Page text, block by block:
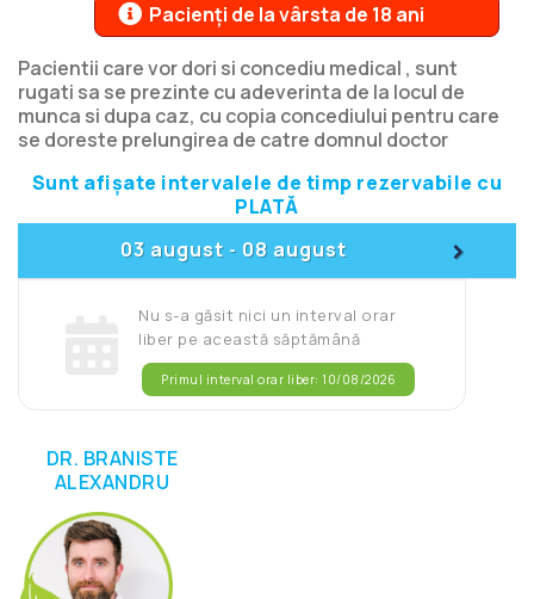
Pacienți de la vârsta de 18 ani
Pacientii care vor dori si concediu medical , sunt
rugati sa se prezinte cu adeverinta de la locul de
munca si dupa caz, cu copia concediului pentru care
se doreste prelungirea de catre domnul doctor
Sunt afișate intervalele de timp rezervabile cu
PLATĂ
03 august- 08 august >
Nu s-a găsit nici un interval orar
liber pe această săptămână
Primul interval orar liber: 10/08/2026
DR. BRANISTE
ALEXANDRU